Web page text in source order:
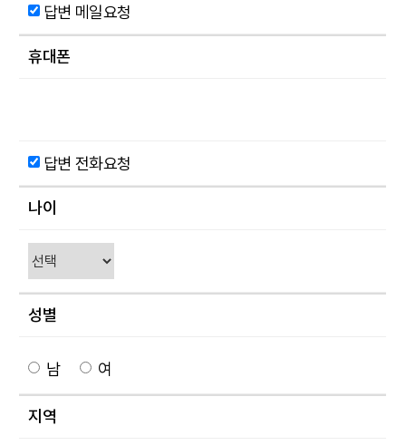
답변 메일요청
휴대폰
답변 전화요청
나이
성별
남 여
지역